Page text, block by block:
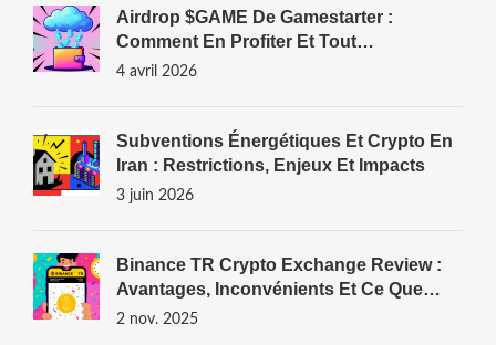
Airdrop $GAME De Gamestarter :
Comment En Profiter Et Tout
Comprendre
4 avril 2026
Subventions Énergétiques Et Crypto En
Iran : Restrictions, Enjeux Et Impacts
3 juin 2026
Binance TR Crypto Exchange Review :
Avantages, Inconvénients Et Ce Que
Vous Devez Savoir En 2025
2 nov. 2025